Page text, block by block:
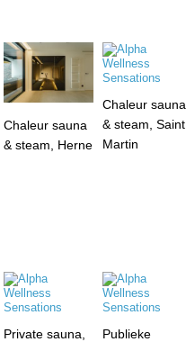
Chaleur sauna
& steam, Herne
Chaleur sauna
& steam, Saint
Martin
Private sauna,
Publieke